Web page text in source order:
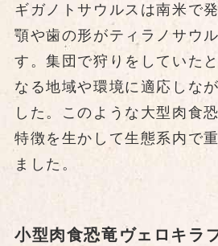
ギガノトサウルスは南米で
顎や歯の形がティラノサウ
す。集団で狩りをしていた
なる地域や環境に適応しな
した。このような大型肉食
特徴を生かして生態系内で
ました。
小型肉食恐竜ヴェロキラ